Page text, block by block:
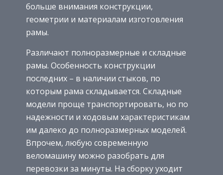
больше внимания конструкции,
геометрии и материалам изготовления
рамы.
Различают полноразмерные и складные
рамы. Особенность конструкции
последних – в наличии стыков, по
которым рама складывается. Складные
модели проще транспортировать, но по
надежности и ходовым характеристикам
им далеко до полноразмерных моделей.
Впрочем, любую современную
веломашину можно разобрать для
перевозки за минуты. На сборку уходит